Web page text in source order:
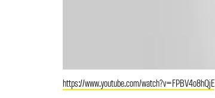
https://www.youtube.com/watch?v=FPBV4o8hQjE